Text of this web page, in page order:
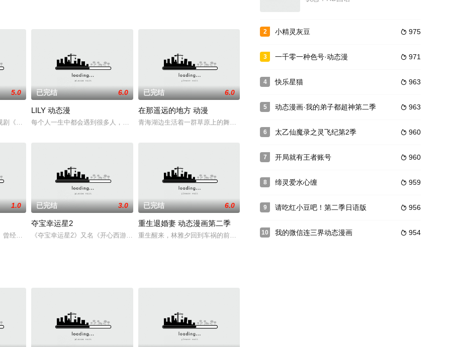
在林间追逐奔跑，快乐非常。正在此时，发动机的轰鸣打破了森林的宁静，来着是一个形容猥琐，秃顶干瘦的男子
5.0
《聪明的顺溜》由深圳环球数码影视文化公司和原济南军区政治部电视艺术中心联合制作。该剧改编自原济南军区《前卫报》自2011年起连载的热门
已完结 6.0
LILY 动态漫
每个人一生中都会遇到很多人，而凡一琳在最青葱的年纪遇到了蓝若兮，从此开始了她不一般的人生际遇。公主和骑士，兔子和青蛙，你就是我的
已完结 6.0
在那遥远的地方 动漫
青海湖边生活着一群草原上的舞者——对角羚。族群中一直传说草原东头的铁路后面撼天动地“火神” ，虽然族
子周元，遭到敌国大武王朝的戕害，圣龙气运被夺，身中怨龙毒，多年来无法修炼，命在旦夕。而少年周元，热血不
1.0
经，这里笼罩在宁静和祥和的氛围之下，直到有一天，守护着这个世界的七彩莲花被偷走了，噩梦开始了。邪恶的老板霸占了七彩花果山，在那里建造了
已完结 3.0
夺宝幸运星2
《夺宝幸运星2》又名《开心西游记》，是改编于KIZI 著名网络小说《嘻游记》的高清电视系列动画片，是本系列的第2部。故事用搞笑的手法重新
已完结 6.0
重生退婚妻 动态漫画第二季
重生醒来，林雅夕回到车祸的前一小时，尝尽前世心酸悲凉的她誓要改变命运。上一世未婚夫和绿茶把她的
2  975
小精灵灰豆
3  971
一千零一种色号·动态漫
4  963
快乐星猫
5  963
动态漫画·我的弟子都超神第二季
6  960
太乙仙魔录之灵飞纪第2季
7  960
开局就有王者账号
8  959
缔灵爱水心缠
9  956
请吃红小豆吧！第二季日语版
10  954
我的微信连三界动态漫画